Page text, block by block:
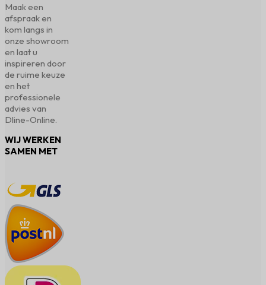
Maak een
afspraak en
kom langs in
onze showroom
en laat u
inspireren door
de ruime keuze
en het
professionele
advies van
Dline-Online.
WIJ WERKEN
SAMEN MET